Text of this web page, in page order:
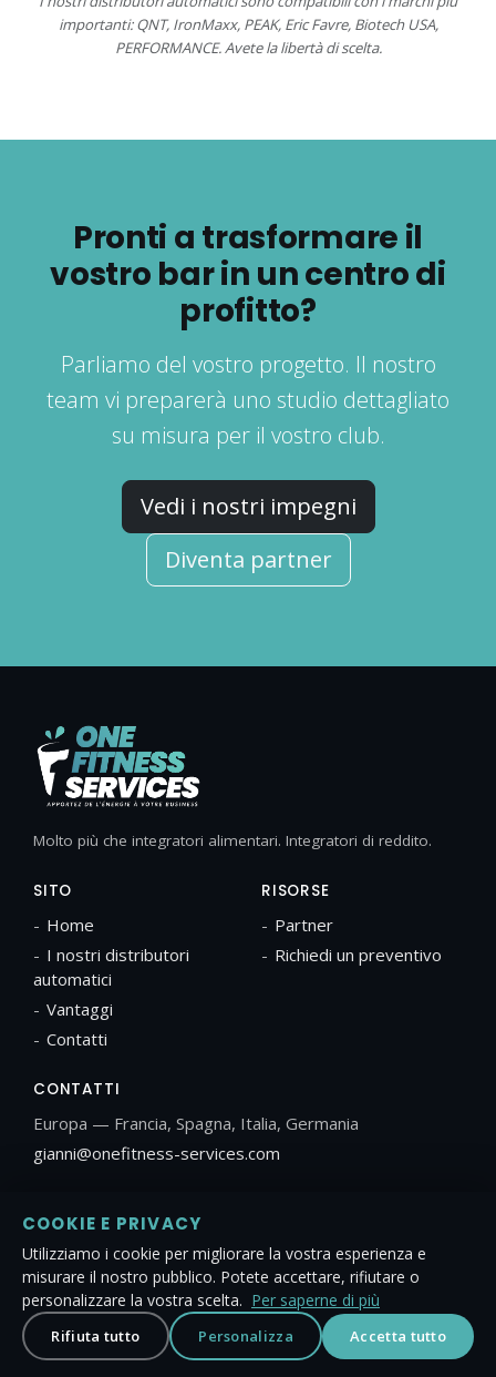
importanti: QNT, IronMaxx, PEAK, Eric Favre, Biotech USA,
PERFORMANCE. Avete la libertà di scelta.
Pronti a trasformare il
vostro bar in un centro di
profitto?
Parliamo del vostro progetto. Il nostro
team vi preparerà uno studio dettagliato
su misura per il vostro club.
Vedi i nostri impegni
Diventa partner
Molto più che integratori alimentari. Integratori di reddito.
SITO
Home
I nostri distributori
automatici
Vantaggi
Contatti
RISORSE
Partner
Richiedi un preventivo
CONTATTI
Europa — Francia, Spagna, Italia, Germania
gianni@onefitness-services.com
© 2026 OneFitness Services. Tutti i diritti riservati. |
Note legali
COOKIE E PRIVACY
Utilizziamo i cookie per migliorare la vostra esperienza e
misurare il nostro pubblico. Potete accettare, rifiutare o
personalizzare la vostra scelta. Per saperne di più
Rifiuta tutto Personalizza Accetta tutto